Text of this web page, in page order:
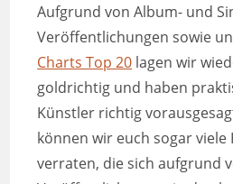
Aufgrund von Album- und
Veröffentlichungen sowie
Charts Top 20 lagen wir
goldrichtig und haben
Künstler richtig
können wir euch sogar
verraten, die sich aufgrund